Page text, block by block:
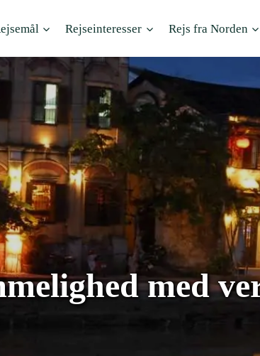
Rejseinteresser Rejs fra Norden
med